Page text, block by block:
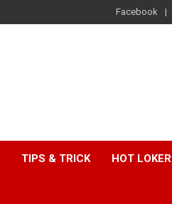
Facebook
TIPS & TRICK HOT LOKER